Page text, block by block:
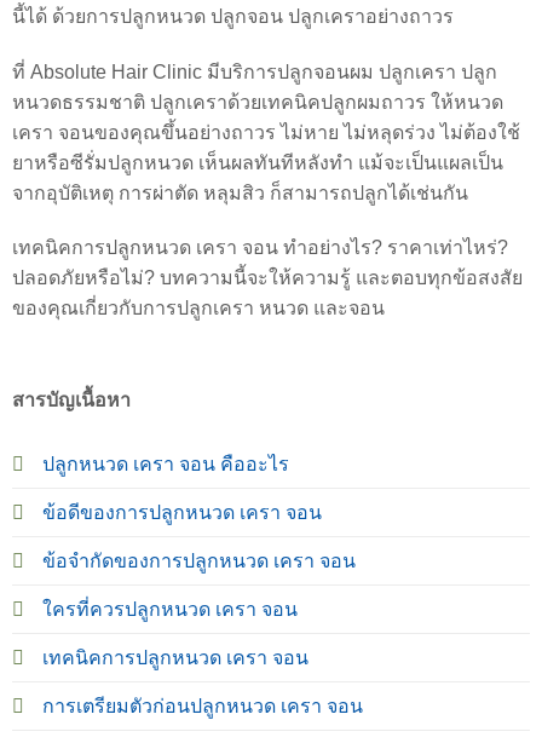
นี้ได้ ด้วยการปลูกหนวด ปลูกจอน ปลูกเคราอย่างถาวร
ที่ Absolute Hair Clinic มีบริการปลูกจอนผม ปลูกเครา ปลูก
หนวดธรรมชาติ ปลูกเคราด้วยเทคนิคปลูกผมถาวร ให้หนวด
เครา จอนของคุณขึ้นอย่างถาวร ไม่หาย ไม่หลุดร่วง ไม่ต้องใช้
ยาหรือซีรั่มปลูกหนวด เห็นผลทันทีหลังทำ แม้จะเป็นแผลเป็น
จากอุบัติเหตุ การผ่าตัด หลุมสิว ก็สามารถปลูกได้เช่นกัน
เทคนิคการปลูกหนวด เครา จอน ทำอย่างไร? ราคาเท่าไหร่?
ปลอดภัยหรือไม่? บทความนี้จะให้ความรู้ และตอบทุกข้อสงสัย
ของคุณเกี่ยวกับการปลูกเครา หนวด และจอน
สารบัญเนื้อหา
ปลูกหนวด เครา จอน คืออะไร
ข้อดีของการปลูกหนวด เครา จอน
ข้อจำกัดของการปลูกหนวด เครา จอน
ใครที่ควรปลูกหนวด เครา จอน
เทคนิคการปลูกหนวด เครา จอน
การเตรียมตัวก่อนปลูกหนวด เครา จอน